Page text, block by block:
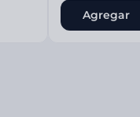
Agregar